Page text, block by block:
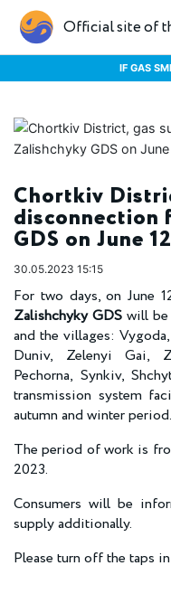
Official site of
IF GAS
Chortkiv
disconnection
GDS on June
30.05.2023 15:15
For two days, on June
Zalishchyky GDSwill be
and the villages:
Duniv, Zelenyi Gai,
Pechorna, Synkiv,
transmission system
autumn and winter period.
The period of work is
2023.
Consumers will be
supply additionally.
Please turn off the taps